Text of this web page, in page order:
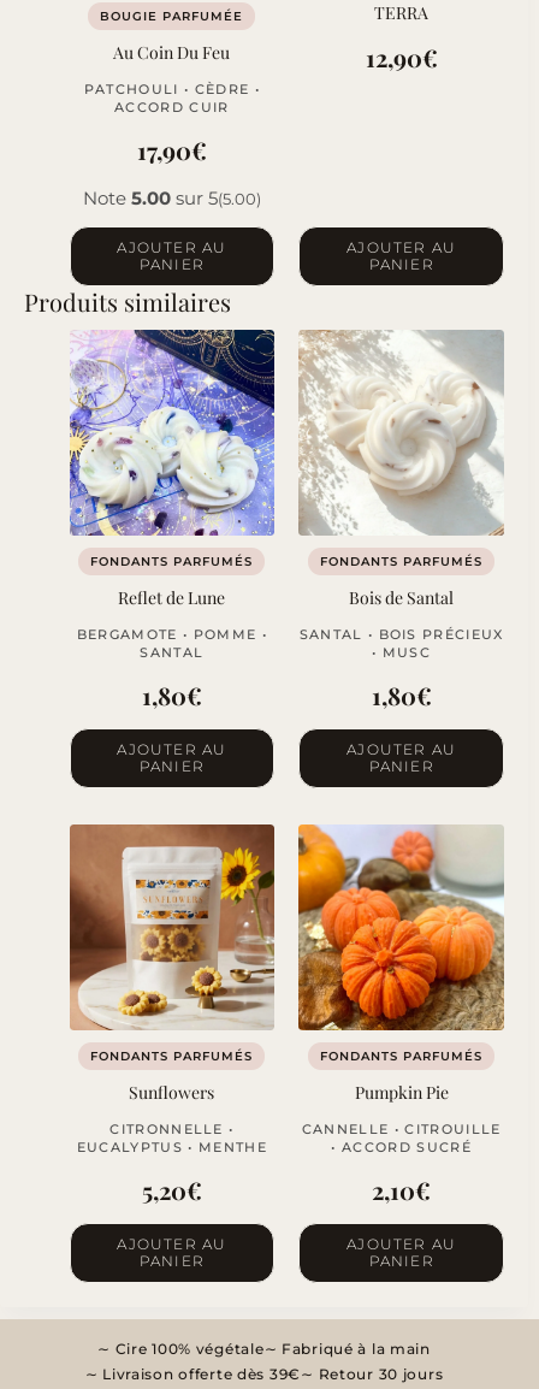
BOUGIE PARFUMÉE
Au Coin Du Feu
PATCHOULI • CÈDRE •
ACCORD CUIR
17,90€
Note 5.00sur 5(5.00)
AJOUTER AU
PANIER
TERRA
12,90€
AJOUTER AU
PANIER
Produits similaires
FONDANTS PARFUMÉS
Reflet de Lune
BERGAMOTE • POMME •
SANTAL
1,80€
AJOUTER AU
PANIER
FONDANTS PARFUMÉS
Bois de Santal
SANTAL • BOIS PRÉCIEUX
• MUSC
1,80€
AJOUTER AU
PANIER
FONDANTS PARFUMÉS
Sunflowers
CITRONNELLE •
EUCALYPTUS • MENTHE
5,20€
AJOUTER AU
PANIER
FONDANTS PARFUMÉS
Pumpkin Pie
CANNELLE • CITROUILLE
• ACCORD SUCRÉ
2,10€
AJOUTER AU
PANIER
Cire 100% végétale
Fabriqué à la main
Livraison offerte dès 39€
Retour 30 jours